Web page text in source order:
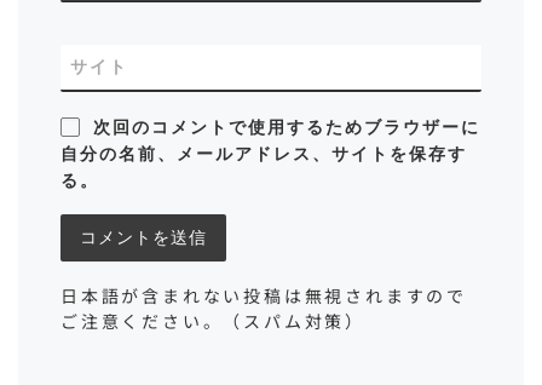
サイト
次回のコメントで使用するためブラウザーに
自分の名前、メールアドレス、サイトを保存す
る。
日本語が含まれない投稿は無視されますので
ご注意ください。（スパム対策）